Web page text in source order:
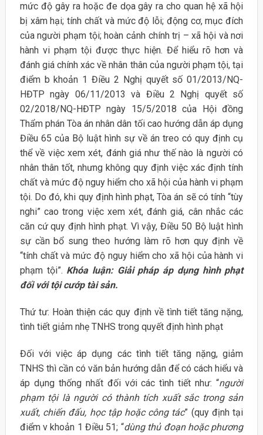
mức độ gây ra hoặc đe dọa gây ra cho quan hệ xã hội
bị xâm hại; tính chất và mức độ lỗi; động cơ, mục đích
của người phạm tội; hoàn cảnh chính trị – xã hội và nơi
hành vi phạm tội được thực hiện. Để hiểu rõ hơn và
đánh giá chính xác về nhân thân của người phạm tội, tại
điểm b khoản 1 Điều 2 Nghị quyết số 01/2013/NQ-
HĐTP ngày 06/11/2013 và Điều 2 Nghị quyết số
02/2018/NQ-HĐTP ngày 15/5/2018 của Hội đồng
Thẩm phán Tòa án nhân dân tối cao hướng dẫn áp dụng
Điều 65 của Bộ luật hình sự về án treo có quy định cụ
thể về việc xem xét, đánh giá như thế nào là người có
nhân thân tốt, nhưng không quy định việc xác định tính
chất và mức độ nguy hiểm cho xã hội của hành vi phạm
tội. Do đó, khi quy định hình phạt, Tòa án sẽ có tính “tùy
nghi” cao trong việc xem xét, đánh giá, cân nhắc các
căn cứ quy định hình phạt. Vì vậy, Điều 50 Bộ luật hình
sự cần bổ sung theo hướng làm rõ hơn quy định về
“tính chất và mức độ nguy hiểm cho xã hội của hành vi
phạm tội”. Khóa luận: Giải pháp áp dụng hình phạt
đối với tội cướp tài sản.
Thứ tư: Hoàn thiện các quy định về tình tiết tăng nặng,
tình tiết giảm nhẹ TNHS trong quyết định hình phạt
Đối với việc áp dụng các tình tiết tăng nặng, giảm
TNHS thì cần có văn bản hướng dẫn để có cách hiểu và
áp dụng thống nhất đối với các tình tiết như: “người
phạm tội là người có thành tích xuất sắc trong sản
xuất, chiến đấu, học tập hoặc công tác” (quy định tại
điểm v khoản 1 Điều 51; “dùng thủ đoạn hoặc phương